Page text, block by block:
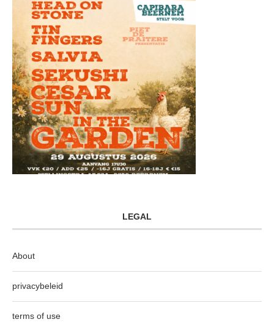
LEGAL
About
privacybeleid
terms of use